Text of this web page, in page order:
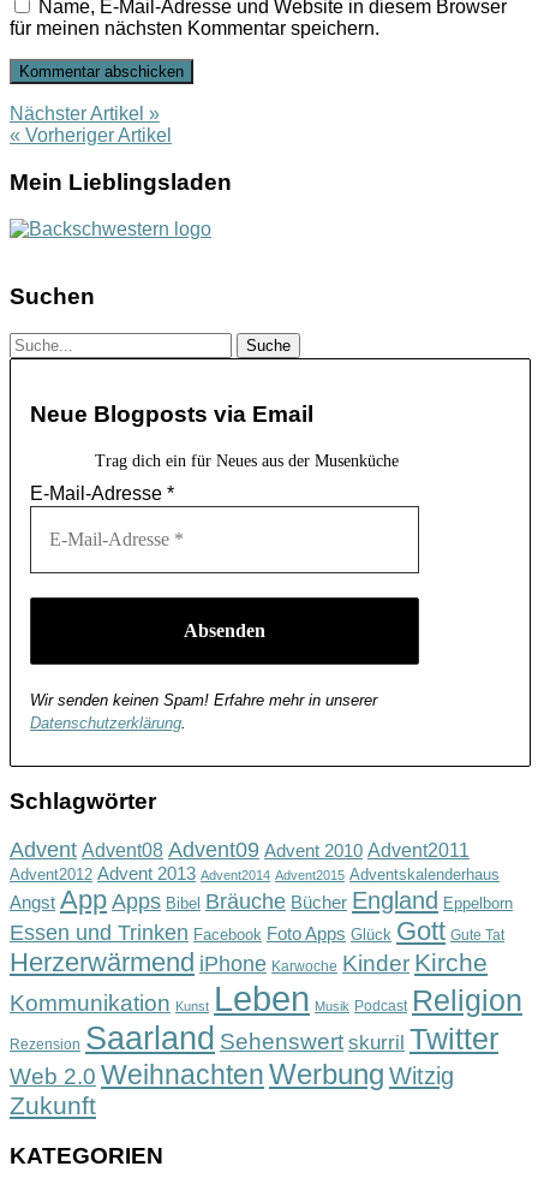
Name, E-Mail-Adresse und Website in diesem Browser
für meinen nächsten Kommentar speichern.
Nächster Artikel »
« Vorheriger Artikel
Mein Lieblingsladen
Suchen
Neue Blogposts via Email
Trag dich ein für Neues aus der Musenküche
E-Mail-Adresse *
Wir senden keinen Spam! Erfahre mehr in unserer
Datenschutzerklärung
Schlagwörter
Advent Advent08 Advent09 Advent 2010 Advent2011
Advent2012 Advent 2013 Advent2014 Advent2015 Adventskalenderhaus
Angst App Apps Bibel Bräuche Bücher England Eppelborn
Essen und Trinken Facebook Foto Apps Glück Gott Gute Tat
Herzerwärmend iPhone Karwoche Kinder Kirche
Kommunikation Kunst Leben Musik Podcast Religion
Rezension Saarland Sehenswert skurril Twitter
Web 2.0 WeihnachtenWerbung Witzig
Zukunft
KATEGORIEN